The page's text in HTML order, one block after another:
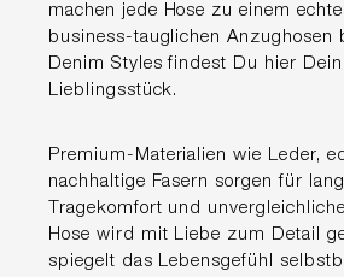
machen jede Hose zu einem
business-tauglichen Anzughosen
Denim Styles findest Du hier
Lieblingsstück.
Premium-Materialien wie Leder,
nachhaltige Fasern sorgen für
Tragekomfort und
Hose wird mit Liebe zum Detail
spiegelt das Lebensgefühl